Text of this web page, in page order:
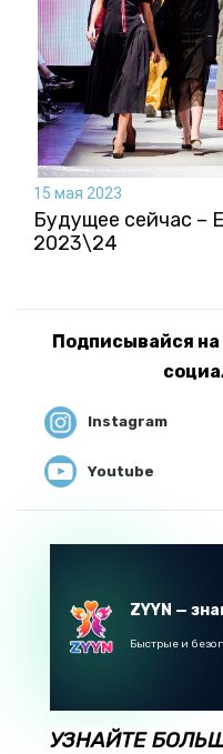
15 мая 2023
Будущее сейчас –
2023\24
Подписывайся
Instagram
Youtube
УЗНАЙТЕ